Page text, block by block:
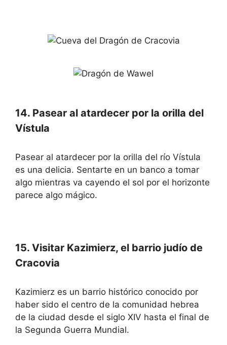
14. Pasear al atardecer por la orilla del
Vístula
Pasear al atardecer por la orilla del río Vístula
es una delicia. Sentarte en un banco a tomar
algo mientras va cayendo el sol por el horizonte
parece algo mágico.
15. Visitar Kazimierz, el barrio judío de
Cracovia
Kazimierz es un barrio histórico conocido por
haber sido el centro de la comunidad hebrea
de la ciudad desde el siglo XIV hasta el final de
la Segunda Guerra Mundial.